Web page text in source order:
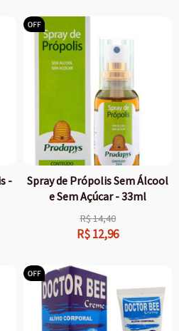
-
Spray de Própolis Sem Álcool
e Sem Açúcar - 33ml
R$14,40
R$12,96